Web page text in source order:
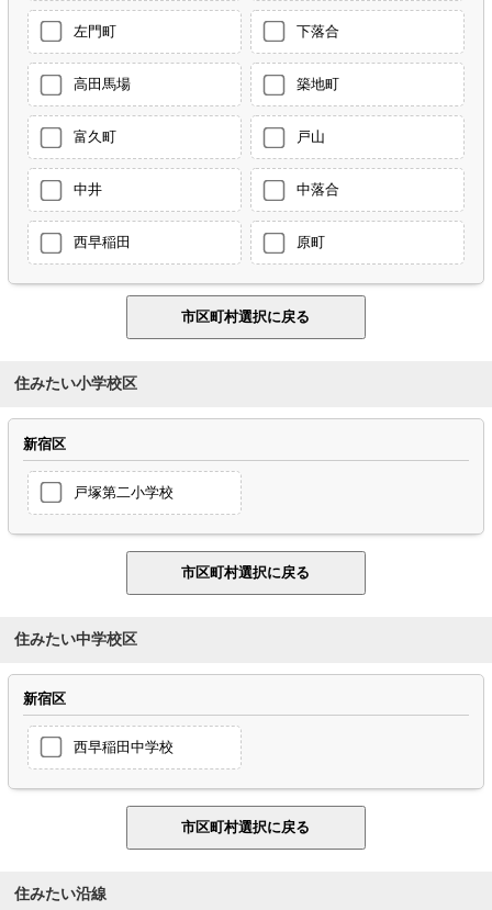
左門町 下落合
高田馬場 築地町
富久町 戸山
中井 中落合
西早稲田 原町
住みたい小学校区
新宿区
戸塚第二小学校
住みたい中学校区
新宿区
西早稲田中学校
住みたい沿線